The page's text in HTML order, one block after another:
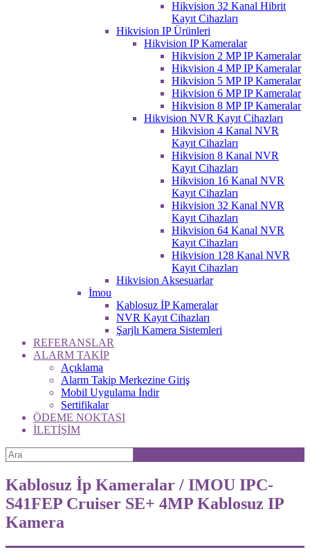
Hikvision 32 Kanal Hibrit
Kayıt Cihazları
Hikvision IP Ürünleri
Hikvision IP Kameralar
Hikvision 2 MP IP Kameralar
Hikvision 4 MP IP Kameralar
Hikvision 5 MP IP Kameralar
Hikvision 6 MP IP Kameralar
Hikvision 8 MP IP Kameralar
Hikvision NVR Kayıt Cihazları
Hikvision 4 Kanal NVR
Kayıt Cihazları
Hikvision 8 Kanal NVR
Kayıt Cihazları
Hikvision 16 Kanal NVR
Kayıt Cihazları
Hikvision 32 Kanal NVR
Kayıt Cihazları
Hikvision 64 Kanal NVR
Kayıt Cihazları
Hikvision 128 Kanal NVR
Kayıt Cihazları
Hikvision Aksesuarlar
İmou
Kablosuz İP Kameralar
NVR Kayıt Cihazları
Şarjlı Kamera Sistemleri
REFERANSLAR
ALARM TAKİP
Açıklama
Alarm Takip Merkezine Giriş
Mobil Uygulama İndir
Sertifikalar
ÖDEME NOKTASI
İLETİŞİM
Kablosuz İp Kameralar / IMOU IPC-
S41FEP Cruiser SE+ 4MP Kablosuz IP
Kamera